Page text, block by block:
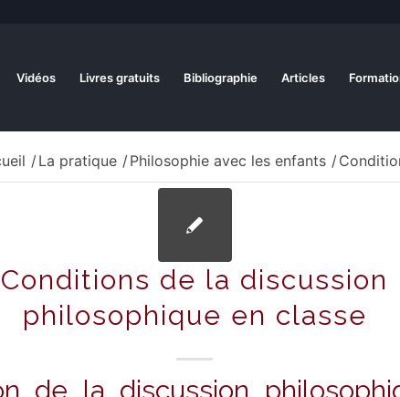
Vidéos Livres gratuits Bibliographie Articles
/ La pratique / Philosophie avec les enfants /
Conditions de la discussion
philosophique en classe
de la discussion